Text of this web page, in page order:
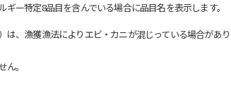
ー特定8品目を含んでいる場合に品目名を表示します。
、漁獲漁法によりエビ・カニが混じっている場合があ
。